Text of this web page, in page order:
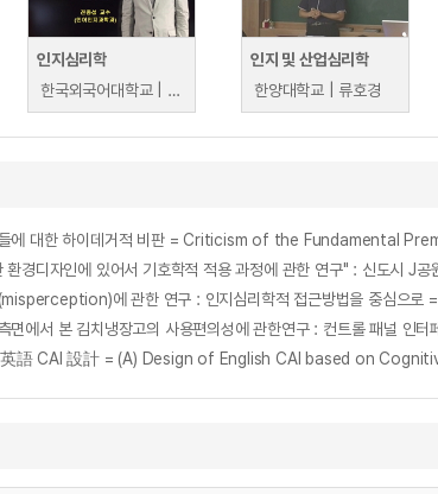
인지심리학
한국외국어대학교 | 전종섭
인지 및 산업심리학
한양대학교 | 류호경
들에 대한 하이데거적 비판 = Criticism of the
환경디자인에 있어서 기호학적 적용 과정에 관한 연구" :
(misperception)에 관한 연구 : 인지심리학적 접근방법을
語 CAI 設計 = (A) Design of English CAI based on